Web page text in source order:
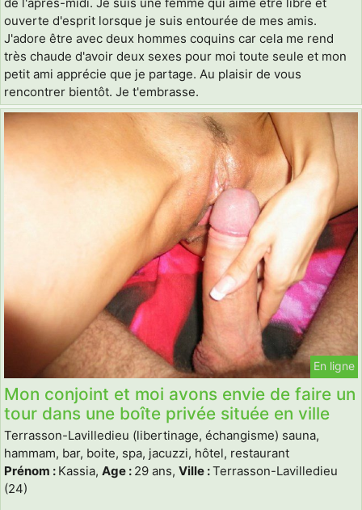
de l'après-midi. Je suis une femme qui aime être libre et
ouverte d'esprit lorsque je suis entourée de mes amis.
J'adore être avec deux hommes coquins car cela me rend
très chaude d'avoir deux sexes pour moi toute seule et mon
petit ami apprécie que je partage. Au plaisir de vous
rencontrer bientôt. Je t'embrasse.
En ligne
Mon conjoint et moi avons envie de faire un
tour dans une boîte privée située en ville
Terrasson-Lavilledieu (libertinage, échangisme) sauna,
hammam, bar, boite, spa, jacuzzi, hôtel, restaurant
Prénom : Kassia, Age : 29 ans, Ville :Terrasson-Lavilledieu
(24)